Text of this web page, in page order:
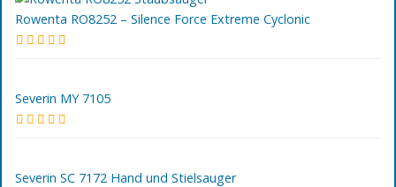
Rowenta RO8252 – Silence Force Extreme Cyclonic
Severin MY 7105
Severin SC 7172 Hand und Stielsauger